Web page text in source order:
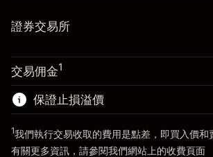
來自杠杆的資金 - 美元（大約值）
前往平台
來自杠杆的資金 - 美元（大約值）
前往平台
證券交易所
交易佣金1
保證止損溢價
1我們執行交易收取的費用是點差，即買入價和
有關更多資訊，請參閱我們網站上的收費頁面